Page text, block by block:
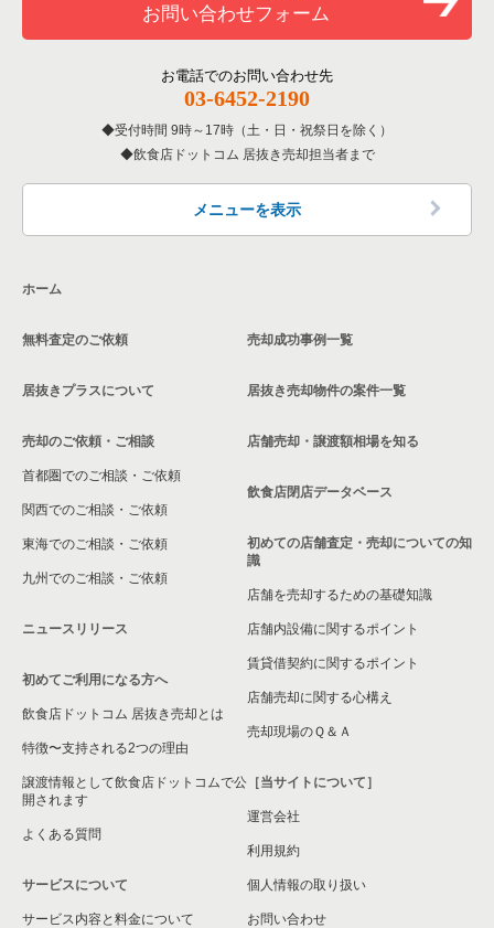
洋食の居抜き売却物件の案件一覧
その他の居抜き売却物件の案件一覧
神戸市北区の飲食店の居抜き売却物件の案件一覧
神戸市西区の飲食店の居抜き売却物件の案件一覧
兵庫県の居酒屋・ダイニングバーの居抜き売却物件の案件一覧
兵庫県の専門料理の居抜き売却物件の案件一覧
兵庫県の和食の居抜き売却物件の案件一覧
兵庫県の洋食の居抜き売却物件の案件一覧
お問い合わせフォーム
お電話でのお問い合わせ先
03-6452-2190
受付時間 9時～17時（土・日・祝祭日を除く）
飲食店ドットコム 居抜き売却担当者まで
メニューを表示
ホーム
無料査定のご依頼
居抜きプラスについて
売却のご依頼・ご相談
首都圏でのご相談・ご依頼
関西でのご相談・ご依頼
東海でのご相談・ご依頼
九州でのご相談・ご依頼
ニュースリリース
初めてご利用になる方へ
飲食店ドットコム 居抜き売却とは
特徴〜支持される2つの理由
譲渡情報として飲食店ドットコムで公
開されます
よくある質問
サービスについて
サービス内容と料金について
売却成功事例一覧
居抜き売却物件の案件一覧
店舗売却・譲渡額相場を知る
飲食店閉店データベース
初めての店舗査定・売却についての知
識
店舗を売却するための基礎知識
店舗内設備に関するポイント
賃貸借契約に関するポイント
店舗売却に関する心構え
売却現場のＱ＆Ａ
［当サイトについて］
運営会社
利用規約
個人情報の取り扱い
お問い合わせ